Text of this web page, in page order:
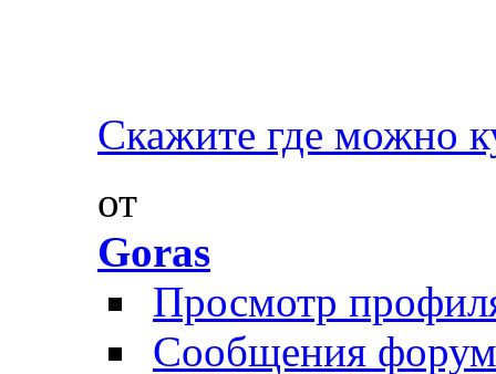
Скажите где можно
от
Goras
Просмотр
Сообщения